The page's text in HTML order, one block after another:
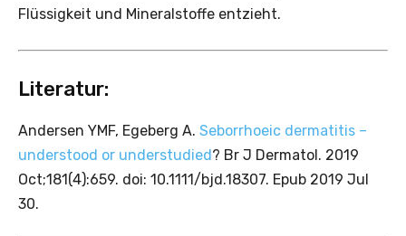
Flüssigkeit und Mineralstoffe entzieht.
Literatur:
Andersen YMF, Egeberg A. Seborrhoeic dermatitis –
understood or understudied ? Br J Dermatol. 2019
Oct;181(4):659. doi: 10.1111/bjd.18307. Epub 2019 Jul
30.